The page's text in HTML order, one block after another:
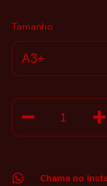
Tamanho
Chama no